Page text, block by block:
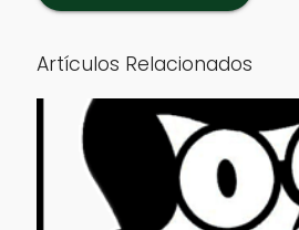
Artículos Relacionados